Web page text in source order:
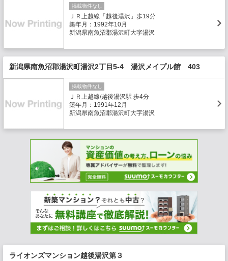
掲載物件なし
ＪＲ上越線「越後湯沢」歩19分
築年月：1992年10月
新潟県南魚沼郡湯沢町大字湯沢
新潟県南魚沼郡湯沢町湯沢2丁目5-4 湯沢メイプル館 403
掲載物件なし
ＪＲ上越線/越後湯沢駅 歩4分
築年月：1991年12月
新潟県南魚沼郡湯沢町大字湯沢
ライオンズマンション越後湯沢第３